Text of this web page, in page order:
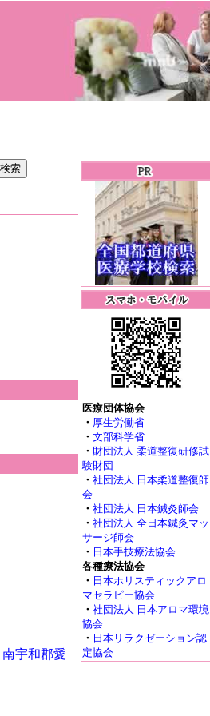
南宇和郡愛
医療団体協会
・ 厚生労働省
・ 文部科学省
・ 財団法人 柔道整復研修試
験財団
・ 社団法人 日本柔道整復師
会
・ 社団法人 日本鍼灸師会
・ 社団法人 全日本鍼灸マッ
サージ師会
・ 日本手技療法協会
各種療法協会
・ 日本ホリスティックアロ
マセラピー協会
・ 社団法人 日本アロマ環境
協会
・ 日本リラクゼーション認
定協会